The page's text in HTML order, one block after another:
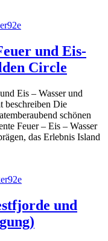
und Eis-
Circle
Eis – Wasser und
Die
schönen
Feuer – Eis – Wasser
das Erlebnis Island
und